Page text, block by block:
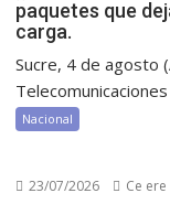
paquetes que
carga.
Sucre, 4 de agosto
Nacional
23/07/2026 Ce